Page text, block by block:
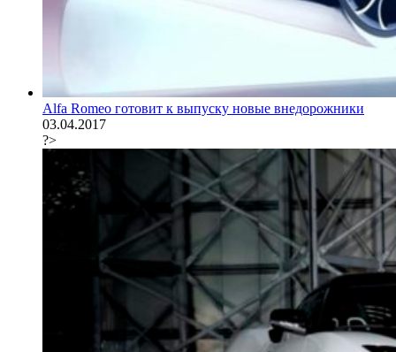
Alfa Romeo готовит к выпуску новые внедорожники
03.04.2017
?>